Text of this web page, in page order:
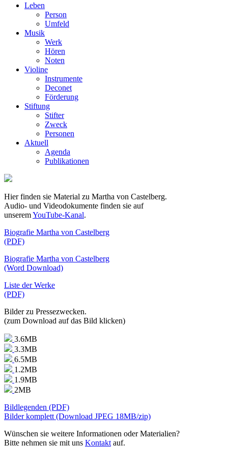
Leben
Person
Umfeld
Musik
Werk
Hören
Noten
Violine
Instrumente
Deconet
Förderung
Stiftung
Stifter
Zweck
Personen
Aktuell
Agenda
Publikationen
Hier finden sie Material zu Martha von Castelberg.
Audio- und Videodokumente finden sie auf
unseremYouTube-Kanal.
Biografie Martha von Castelberg
(PDF)
Biografie Martha von Castelberg
(Word Download)
Liste der Werke
(PDF)
Bilder zu Pressezwecken.
(zum Download auf das Bild klicken)
3.6MB
3.3MB
6.5MB
1.2MB
1.9MB
2MB
Bildlegenden (PDF)
Bilder komplett (Download JPEG 18MB/zip)
Wünschen sie weitere Informationen oder Materialien?
Bitte nehmen sie mit uns Kontakt auf.